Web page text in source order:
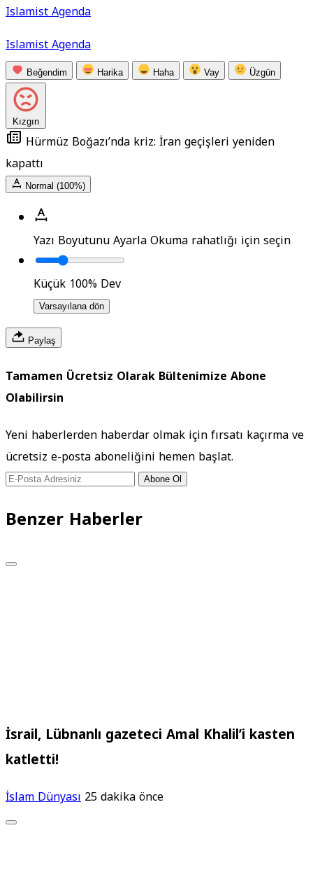
Islamist Agenda
Islamist Agenda
Beğendim Harika Haha Vay Üzgün
Kızgın
Hürmüz Boğazı’nda kriz: İran geçişleri yeniden
kapattı
Normal (100%)
Yazı Boyutunu AyarlaOkuma rahatlığı için seçin
Küçük 100%Dev
Varsayılana dön
Paylaş
Tamamen Ücretsiz Olarak Bültenimize Abone
Olabilirsin
Yeni haberlerden haberdar olmak için fırsatı kaçırma ve
ücretsiz e-posta aboneliğini hemen başlat.
Abone Ol
Benzer Haberler
İsrail, Lübnanlı gazeteci Amal Khalil’i kasten
katletti!
İslam Dünyası25 dakika önce